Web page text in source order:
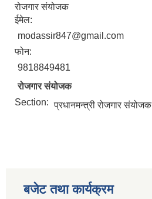
रोजगार संयोजक
ईमेल:
modassir847@gmail.com
फोन:
9818849481
रोजगार संयोजक
Section: प्रधानमन्त्री रोजगार संयोजक
बजेट तथा कार्यक्रम